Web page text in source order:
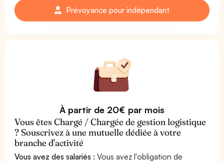
Prévoyance pour indépendant
À partir de 20€ par mois
Vous êtes Chargé / Chargée de gestion logistique
? Souscrivez à une mutuelle dédiée à votre
branche d'activité
Vous avez des salariés : Vous avez l'obligation de